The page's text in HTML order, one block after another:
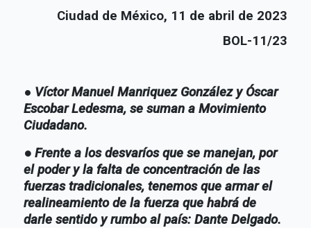
Ciudad de México, 11 de abril de 2023
BOL-11/23
● Víctor Manuel Manriquez González y Óscar
Escobar Ledesma, se suman a Movimiento
Ciudadano.
● Frente a los desvaríos que se manejan, por
el poder y la falta de concentración de las
fuerzas tradicionales, tenemos que armar el
realineamiento de la fuerza que habrá de
darle sentido y rumbo al país: Dante Delgado.